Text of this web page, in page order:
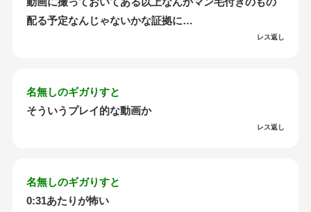
配る予定なんじゃないかな証拠に…
レス返し
名無しのギガりすと
そういうプレイ的な動画か
レス返し
名無しのギガりすと
0:31あたりが怖い